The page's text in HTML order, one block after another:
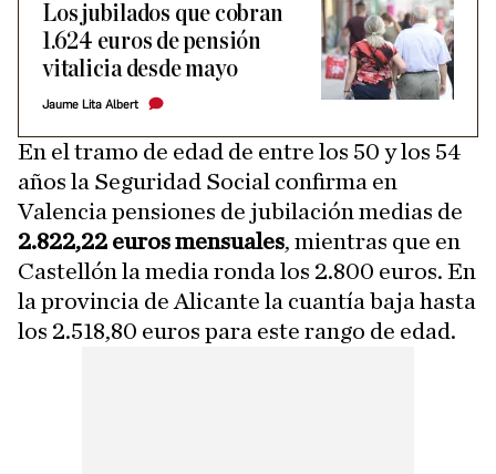
Los jubilados que cobran
1.624 euros de pensión
vitalicia desde mayo
Jaume Lita Albert
En el tramo de edad de entre los 50 y los 54
años la Seguridad Social confirma en
Valencia pensiones de jubilación medias de
2.822,22 euros mensuales, mientras que en
Castellón la media ronda los 2.800 euros. En
la provincia de Alicante la cuantía baja hasta
los 2.518,80 euros para este rango de edad.